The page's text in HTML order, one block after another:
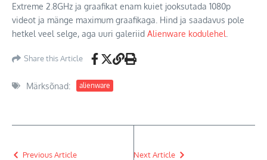
Extreme 2.8GHz ja graafikat enam kuiet jooksutada 1080p
videot ja mänge maximum graafikaga. Hind ja saadavus pole
hetkel veel selge, aga uuri galeriid Alienware kodulehel
Share this Article
Märksõnad: alienware
Previous Article Next Article